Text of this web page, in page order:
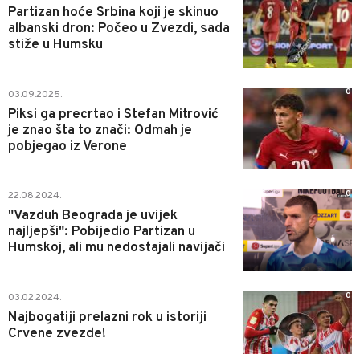
Partizan hoće Srbina koji je skinuo
albanski dron: Počeo u Zvezdi, sada
stiže u Humsku
03.09.2025.
Piksi ga precrtao i Stefan Mitrović
je znao šta to znači: Odmah je
pobjegao iz Verone
0
22.08.2024.
"Vazduh Beograda je uvijek
najljepši": Pobijedio Partizan u
Humskoj, ali mu nedostajali navijači
0
03.02.2024.
Najbogatiji prelazni rok u istoriji
Crvene zvezde!
0